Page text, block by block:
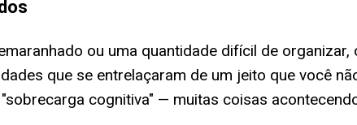
ou uma quantidade difícil de
que se entrelaçaram de um jeito que você
cognitiva" — muitas coisas